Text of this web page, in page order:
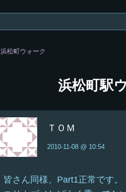
浜松町ウォーク
浜松町駅
ＴＯＭ
2010-11-08 @ 10:54
皆さん同様、Part1正常です。